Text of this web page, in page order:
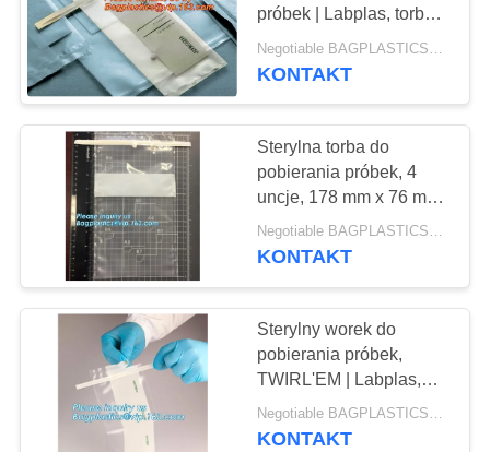
PRIVACY
POLICY
próbek | Labplas, torby
na próbki | Fisher
Scientific, worki na
laboratorium
Negotiable BAGPLASTICS@YAHOO.COM MOQ:1000 sztuk Skype: mydearneil
KONTAKT
Sterylna torba do
pobierania próbek, 4
uncje, 178 mm x 76 mm,
z nadrukiem, torby do
pobierania próbek -
próbek, TWORZYWA
SZTUCZNE, BAGAZA
Negotiable BAGPLASTICS@YAHOO.COM MOQ:1000 sztuk Skype: mydearneil
KONTAKT
Sterylny worek do
pobierania próbek,
TWIRL'EM | Labplas,
worki na próbki, zwykłe
zakładki, sterylne,
Negotiable BAGPLASTICS@YAHOO.COM MOQ:1000 sztuk Skype: mydearneil
KONTAKT